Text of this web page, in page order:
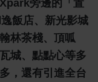
旁邊的「置
飯店、新光影城
林茶棧、頂呱
城、點點心等多
，還有引進全台